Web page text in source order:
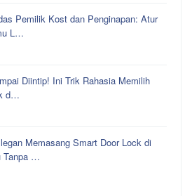
Pemilik Kost dan Penginapan: Atur
L…
Diintip! Ini Trik Rahasia Memilih
d…
Memasang Smart Door Lock di
Tanpa …